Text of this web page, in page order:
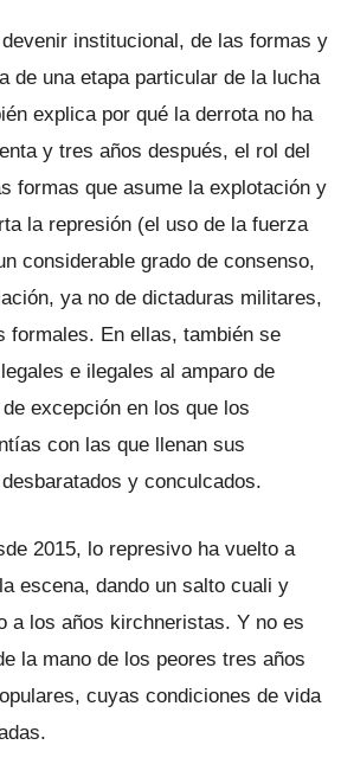
institucional, de las formas y
de una etapa particular de la lucha
explica por qué la derrota no ha
y tres años después, el rol del
formas que asume la explotación y
la represión (el uso de la fuerza
considerable grado de consenso,
ya no de dictaduras militares,
formales. En ellas, también se
e ilegales al amparo de
excepción en los que los
con las que llenan sus
y conculcados.
2015, lo represivo ha vuelto a
escena, dando un salto cuali y
a los años kirchneristas. Y no es
la mano de los peores tres años
cuyas condiciones de vida